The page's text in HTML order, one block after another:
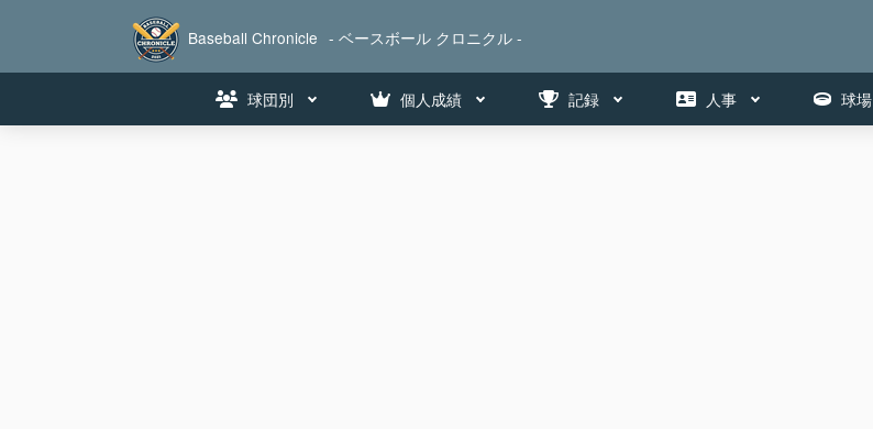
Baseball Chronicle - ベースボール クロニクル -
球団別 個人成績 記録 人事 球場